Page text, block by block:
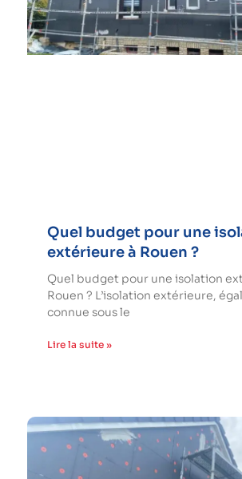
Quel budget pour une
extérieure à Rouen ?
Quel budget pour une isolation
Rouen ? L’isolation extérieure,
connue sous le
Lire la suite »